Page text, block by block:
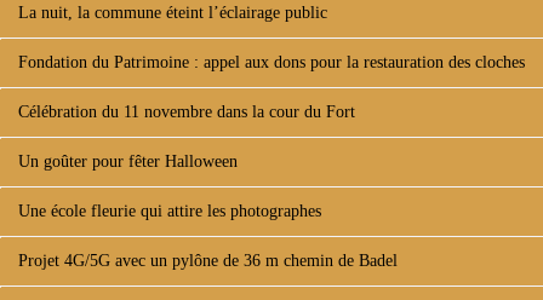
La nuit, la commune éteint l’éclairage public
Fondation du Patrimoine : appel aux dons pour la restauration des cloches
Célébration du 11 novembre dans la cour du Fort
Un goûter pour fêter Halloween
Une école fleurie qui attire les photographes
Projet 4G/5G avec un pylône de 36 m chemin de Badel